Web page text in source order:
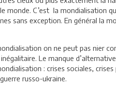
monde. C’est la mondialisation
sans exception. En général la
on ne peut pas nier
Le manque
: crises sociales,
russo-ukraine.